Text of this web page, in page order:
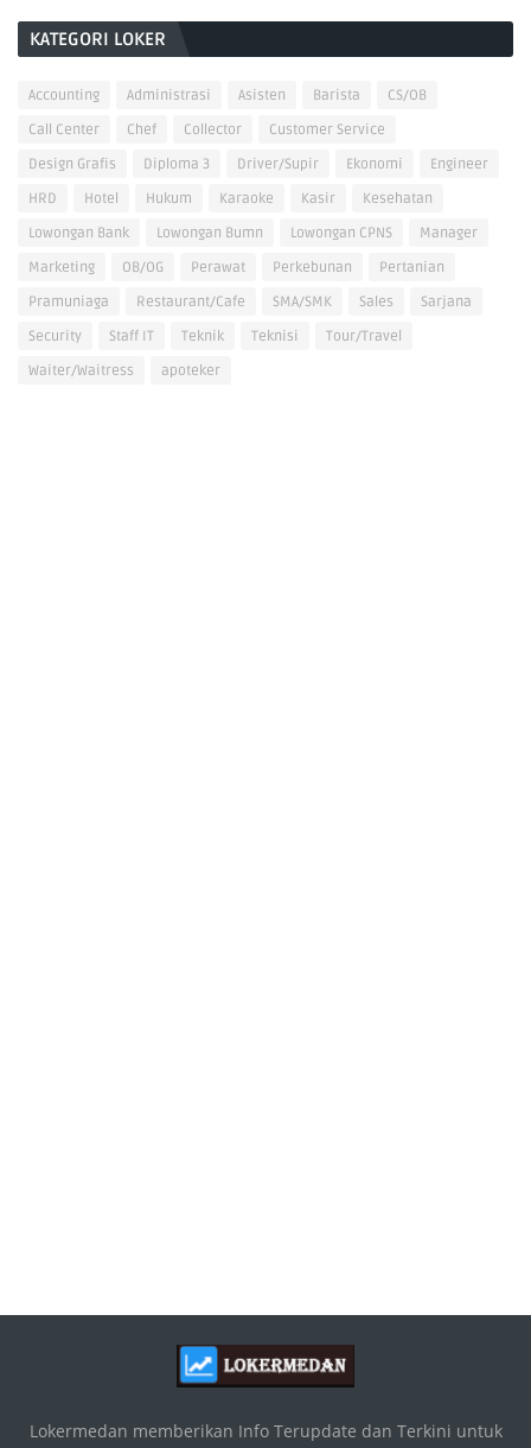
KATEGORI LOKER
Accounting Administrasi Asisten Barista
CS/OB
Call Center
Chef Collector
Customer Service
Design Grafis
Diploma 3 Driver/Supir Ekonomi
Engineer
HRD
Hotel Hukum Karaoke Kasir
Kesehatan
Lowongan Bank
Lowongan Bumn Lowongan CPNS
Manager
Marketing
OB/OG Perawat Perkebunan
Pertanian
Pramuniaga
Restaurant/Cafe SMA/SMK Sales
Sarjana
Security
Staff IT Teknik Teknisi
Tour/Travel
Waiter/Waitress
apoteker
Lokermedan memberikan Info Terupdate dan Terkini untuk